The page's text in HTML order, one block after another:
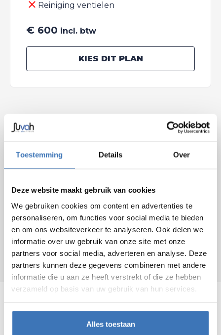
Toestemming Details Over
Deze website maakt gebruik van cookies
We gebruiken cookies om content en advertenties te
personaliseren, om functies voor social media te bieden
en om ons websiteverkeer te analyseren. Ook delen we
informatie over uw gebruik van onze site met onze
partners voor social media, adverteren en analyse. Deze
partners kunnen deze gegevens combineren met andere
informatie die u aan ze heeft verstrekt of die ze hebben
verzameld op basis van uw gebruik van hun services.
Alles toestaan
Reiniging ventielen
€ 600 incl. btw
KIES DIT PLAN
GROEPSONDERHOUD
Vanaf 10 toestellen op één adres
(appartementen of woonwijk):
MEER INFO
ENKEL FILTERS BESTELLEN?
IS ONDERHOUD VAN JE
VENTILATIESYSTEEM ECHT NODIG?